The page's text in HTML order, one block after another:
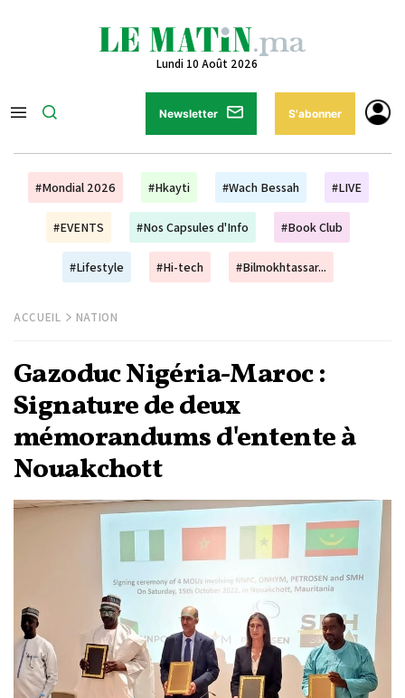
Lundi 10 Août 2026
Newsletter S'abonner
#Mondial 2026 #Hkayti #Wach Bessah #LIVE
#EVENTS #Nos Capsules d'Info #Book Club
#Lifestyle #Hi-tech #Bilmokhtassar...
ACCUEIL NATION
Gazoduc Nigéria-Maroc :
Signature de deux
mémorandums d'entente à
Nouakchott